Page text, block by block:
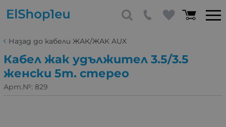
Назад до кабели ЖАК/ЖАК AUX
Кабел жак удължител 3.5/3.5
женски 5m. стерео
Арт.№: 829